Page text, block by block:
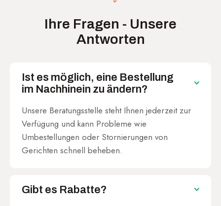
Ihre Fragen - Unsere
Antworten
Ist es möglich, eine Bestellung
im Nachhinein zu ändern?
Unsere Beratungsstelle steht Ihnen jederzeit zur
Verfügung und kann Probleme wie
Umbestellungen oder Stornierungen von
Gerichten schnell beheben.
Gibt es Rabatte?